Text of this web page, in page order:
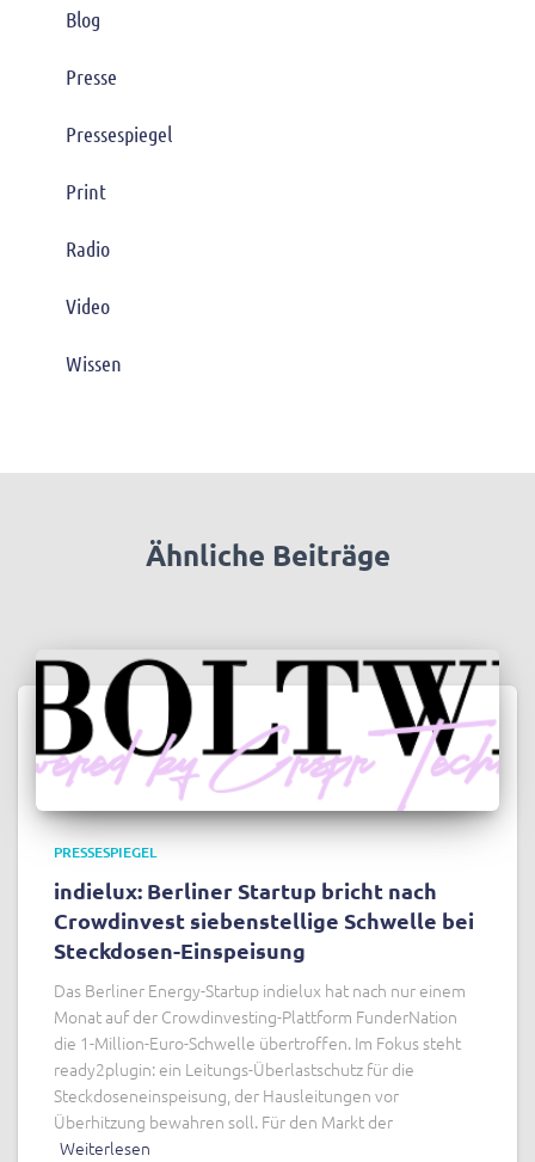
Blog
Presse
Pressespiegel
Print
Radio
Video
Wissen
Ähnliche Beiträge
PRESSESPIEGEL
indielux: Berliner Startup bricht nach
Crowdinvest siebenstellige Schwelle bei
Steckdosen-Einspeisung
Das Berliner Energy-Startup indielux hat nach nur einem
Monat auf der Crowdinvesting-Plattform FunderNation
die 1-Million-Euro-Schwelle übertroffen. Im Fokus steht
ready2plugin: ein Leitungs-Überlastschutz für die
Steckdoseneinspeisung, der Hausleitungen vor
Überhitzung bewahren soll. Für den Markt der
Weiterlesen